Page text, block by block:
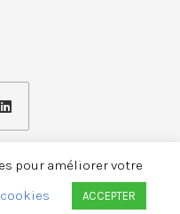
DES ERGOTHERAPEUTES
pour améliorer votre
ACCEPTER